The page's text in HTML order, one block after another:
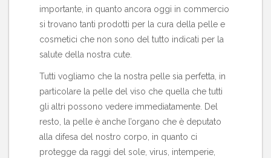
importante, in quanto ancora oggi in commercio
si trovano tanti prodotti per la cura della pelle e
cosmetici che non sono del tutto indicati per la
salute della nostra cute.
Tutti vogliamo che la nostra pelle sia perfetta, in
particolare la pelle del viso che quella che tutti
gli altri possono vedere immediatamente. Del
resto, la pelle è anche l’organo che è deputato
alla difesa del nostro corpo, in quanto ci
protegge da raggi del sole, virus, intemperie,